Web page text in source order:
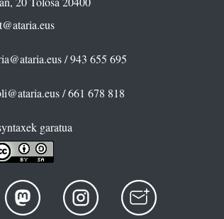
/ 943 655 695
/ 661 678 818
garatua